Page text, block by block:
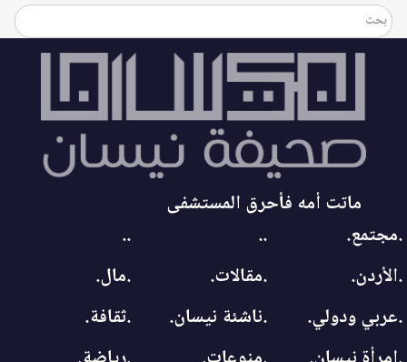
ماتت أمه فأحرق المستشفى
.مجتمع.
..
..
.الأردن.
.مقالات.
.مال.
.عربي ودولي.
.ناشئة نيسان.
.ثقافة.